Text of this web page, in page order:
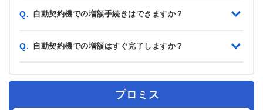
Q. 自動契約機での増額手続きはできますか？
Q. 自動契約機での増額はすぐ完了しますか？
プロミス